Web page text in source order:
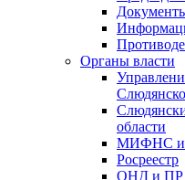
Органы власти
области
МИФНС
Росреестр
ОНД и ПР